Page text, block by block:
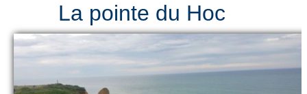
La pointe du Hoc